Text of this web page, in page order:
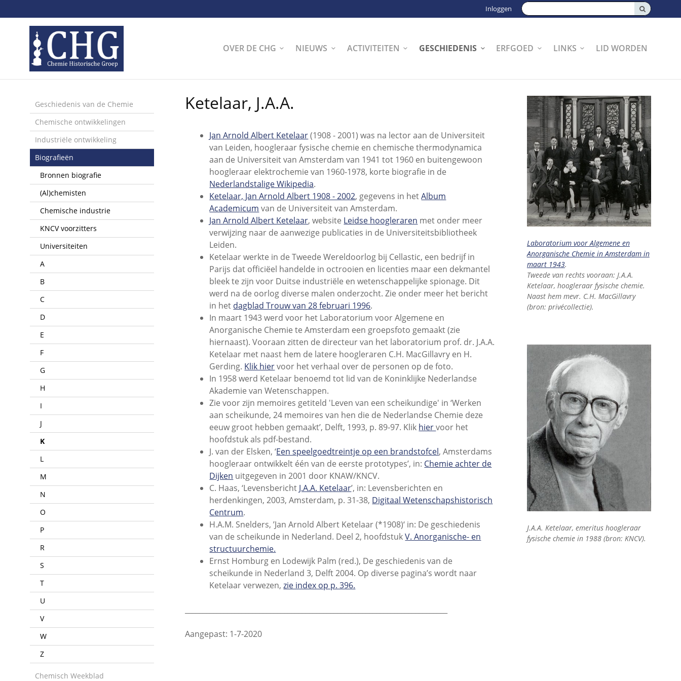
links
Spring
naar
de
inhoud
naar
het
menu
Zoeken:
Inloggen
OVER DE CHG NIEUWS ACTIVITEITEN GESCHIEDENIS ERFGOED LINKS LID WORDEN
Ketelaar, J.A.A.
Jan Arnold Albert Ketelaar(1908 - 2001) was na lector aan de Universiteit
van Leiden, hoogleraar fysische chemie en chemische thermodynamica
aan de Universiteit van Amsterdam van 1941 tot 1960 en buitengewoon
hoogleraar elektrochemie van 1960-1978, korte biografie in de
Nederlandstalige Wikipedia.
Ketelaar, Jan Arnold Albert 1908 - 2002, gegevens in hetAlbum
Academicum van de Universiteit van Amsterdam.
Jan Arnold Albert Ketelaar, website Leidse hoogleraren met onder meer
verwijzing naar de aanwezige publicaties in de Universiteitsbibliotheek
Leiden.
Ketelaar werkte in de Tweede Wereldoorlog bij Cellastic, een bedrijf in
Parijs dat officiëel handelde in octrooien en licenties maar een dekmantel
bleek te zijn voor Duitse industriële en wetenschappelijke spionage. Dit
werd na de oorlog diverse malen onderzocht. Zie onder meer het bericht
in het dagblad Trouw van 28 februari 1996.
In maart 1943 werd voor het Laboratorium voor Algemene en
Anorganische Chemie te Amsterdam een groepsfoto gemaakt (zie
hiernaast). Vooraan zitten de directeur van het laboratorium prof. dr. J.A.A.
Ketelaar met naast hem de latere hoogleraren C.H. MacGillavry en H.
Gerding. Klik hiervoor het verhaal over de personen op de foto.
In 1958 werd Ketelaar benoemd tot lid van de Koninklijke Nederlandse
Akademie van Wetenschappen.
Zie voor zijn memoires getiteld 'Leven van een scheikundige' in ‘Werken
aan scheikunde, 24 memoires van hen die de Nederlandse Chemie deze
eeuw groot hebben gemaakt’, Delft, 1993, p. 89-97. Klik hiervoor het
hoofdstuk als pdf-bestand.
J. van der Elsken, ‘Een speelgoedtreintje op een brandstofcel, Amsterdams
hoogleraar ontwikkelt één van de eerste prototypes’, in: Chemie achter de
Dijken uitgegeven in 2001 door KNAW/KNCV.
C. Haas, ‘Levensbericht J.A.A. Ketelaar’, in: Levensberichten en
herdenkingen, 2003, Amsterdam, p. 31-38, Digitaal Wetenschapshistorisch
Centrum.
H.A.M. Snelders, ’Jan Arnold Albert Ketelaar (*1908)‘ in: De geschiedenis
van de scheikunde in Nederland. Deel 2, hoofdstukV. Anorganische- en
structuurchemie.
Ernst Homburg en Lodewijk Palm (red.), De geschiedenis van de
scheikunde in Nederland 3, Delft 2004. Op diverse pagina’s wordt naar
Ketelaar verwezen,zie index op p. 396.
Aangepast: 1-7-2020
Geschiedenis van de Chemie
Chemische ontwikkelingen
Industriële ontwikkeling
Biografieën
Bronnen biografie
(Al)chemisten
Chemische industrie
KNCV voorzitters
Universiteiten
A
B
C
D
E
F
G
H
I
J
K
L
M
N
O
P
R
S
T
U
V
W
Z
Chemisch Weekblad
Laboratorium voor Algemene en
Anorganische Chemie in Amsterdam in
maart 1943.
Tweede van rechts vooraan: J.A.A.
Ketelaar, hoogleraar fysische chemie.
Naast hem mevr. C.H. MacGillavry
(bron: privécollectie).
J.A.A. Ketelaar, emeritus hoogleraar
fysische chemie in 1988 (bron: KNCV).